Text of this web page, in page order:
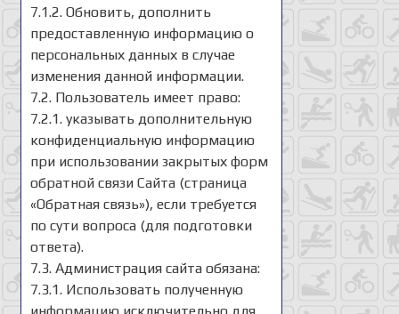
7.1.2. Обновить, дополнить
предоставленную информацию о
персональных данных в случае
изменения данной информации.
7.2. Пользователь имеет право:
7.2.1. указывать дополнительную
конфиденциальную информацию
при использовании закрытых форм
обратной связи Сайта (страница
«Обратная связь»), если требуется
по сути вопроса (для подготовки
ответа).
7.3. Администрация сайта обязана:
7.3.1. Использовать полученную